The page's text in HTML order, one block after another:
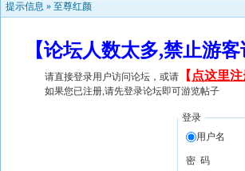
提示信息 » 至尊红颜
【论坛人数太多,禁止游
请直接登录用户访问论坛，或请 【 点这里
如果您已注册,请先登录论坛即可游览帖子
登录
用户名
密 码